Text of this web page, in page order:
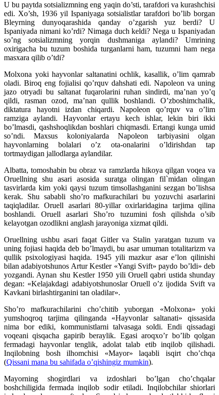
U bu paytda sotsializmning eng yaqin do’sti, tarafdori va kurashchisi
edi. Xo’sh, 1936 yil Ispaniyaga sotsialistlar tarafdori bo’lib borgan
Bleyrning dunyoqarashida qanday o’zgarish yuz berdi? U
Ispaniyada nimani ko’rdi? Nimaga duch keldi? Nega u Ispaniyadan
so’ng sotsializmning yorqin dushmaniga aylandi? Umrining
oxirigacha bu tuzum boshida turganlarni ham, tuzumni ham nega
masxara qilib o’tdi?
Molxona yoki hayvonlar saltanatini ochlik, kasallik, o’lim qamrab
oladi. Biroq eng fojialisi qo’rquv dahshati edi. Napoleon va uning
jazo otryadi bu saltanat fuqarolarini ruhan sindirdi, ma’nan yo’q
qildi, rasman ozod, ma’nan qullik boshlandi. O’zboshimchalik,
diktatura hayotni izdan chiqardi. Napoleon qo’rquv va o’lim
ramziga aylandi. Hayvonlar ertayu kech ishlar, lekin biri ikki
bo’lmasdi, qashshoqlikdan boshlari chiqmasdi. Ertangi kunga umid
so’ndi. Maxsus koloniyalarda Napoleon tarbiyasini olgan
hayvonlarning bolalari o’z ota-onalarini o’ldirishdan tap
tortmaydigan jallodlarga aylandilar.
Albatta, tomoshabin bu obraz va ramzlarda hikoya qilgan voqea va
Oruellning shu asari asosida suratga olingan fil`midan olingan
tasvirlarda kim yoki qaysi tuzum timsollashganini sezgan bo’lishsa
kerak. Shu sababli sho’ro mafkurachilari bu yozuvchi asarlarini
taqiqladilar. Oruell asarlari 80-yillar oxirlaridagina tarjima qilina
boshlandi. Oruell asarlari Sho’ro tuzumini fosh qilishda o’sib
kelayotgan ozodlikni anglash jarayoniga xizmat qildi.
Oruellning ushbu asari faqat Gitler va Stalin yaratgan tuzum va
uning fojiasi haqida deb bo’lmaydi, bu asar umuman totalitarizm va
qullik psixologiyasi haqida. 1945 yili mazkur asar e’lon qilinishi
bilan adabiyotshunos Artur Kestler «Yangi Svift» paydo bo’ldi» deb
yozgandi. Aynan shu Kestler 1950 yili Oruell qabri ustida shunday
degan: «Kelajakdagi adabiyotshunoslar Oruell o’z ijodida Svift va
Kavkani birlashtirganini tan oladilar».
Sho’ro mafkurachilarini cho’chitib yuborgan «Molxona» yoki
yumshoqroq tarjima qilinganda «Hayvonlar saltanati» qissasida
nima bor ediki, kommunistlarni talvasaga soldi. Endi qissadagi
voqeani qisqacha gapirib beraylik. Egasi aroqxo’r bo’lib qolgan
fermadagi hayvonlar tenglik, adolat talab etib inqilob qilishadi.
Inqilobning bosh ilhomchisi «Mayor» laqabli isqirt cho’chqa
(Qissani mana bu sahifada o’qishingiz mumkin).
Mayorning shogirdlari va izdoshlari bo’lgan cho’chqalar
boshchiligida fermada inqilob sodir etiladi. Inqilobchilar shiorlari